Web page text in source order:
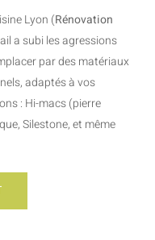
Lyon (Rénovation
a subi les agressions
par des matériaux
adaptés à vos
: Hi-macs (pierre
Silestone, et même